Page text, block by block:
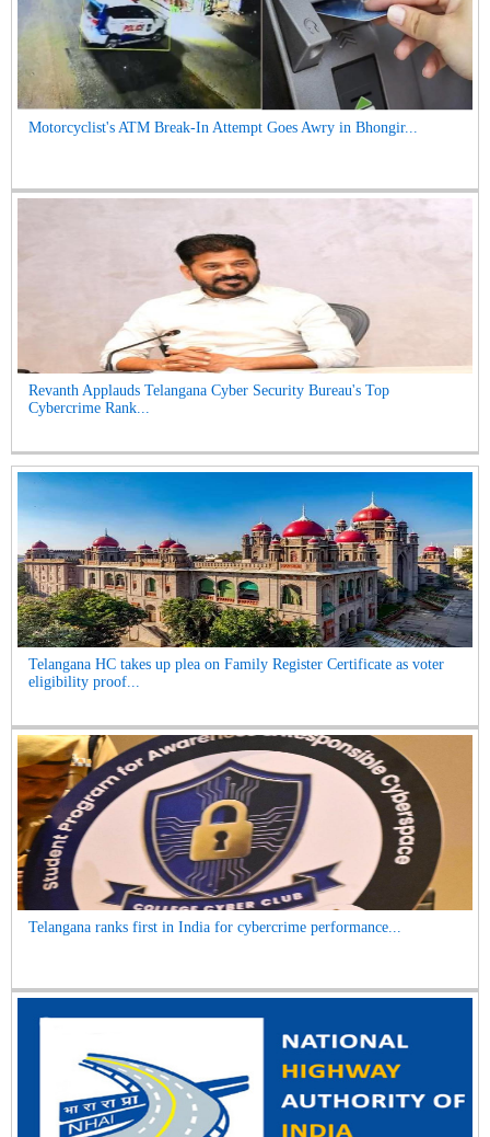
Motorcyclist's ATM Break-In Attempt Goes Awry in Bhongir...
Revanth Applauds Telangana Cyber Security Bureau's Top
Cybercrime Rank...
Telangana HC takes up plea on Family Register Certificate as voter
eligibility proof...
Telangana ranks first in India for cybercrime performance...